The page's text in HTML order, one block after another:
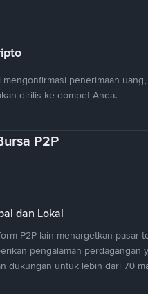
mengonfirmasi penerimaan
dirilis ke dompet Anda.
P2P
dan Lokal
P2P lain menargetkan pasar
pengalaman perdagangan
dukungan untuk lebih dari 70